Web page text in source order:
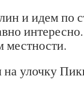
и идем по
местности.
на улочку